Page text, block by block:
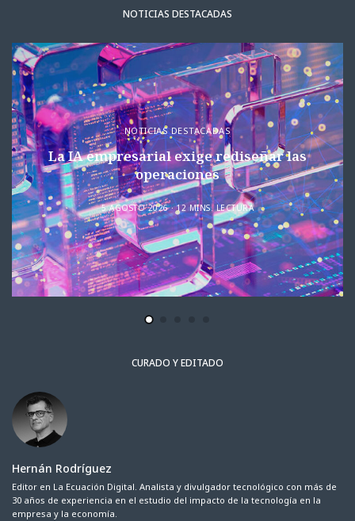
NOTICIAS DESTACADAS
NOTICIAS DESTACADAS
La IA empresarial exige rediseñar las
operaciones
5 AGOSTO 2026 12 MINS. LECTURA
CURADO Y EDITADO
Hernán Rodríguez
Editor en La Ecuación Digital. Analista y divulgador tecnológico con más de
30 años de experiencia en el estudio del impacto de la tecnología en la
empresa y la economía.